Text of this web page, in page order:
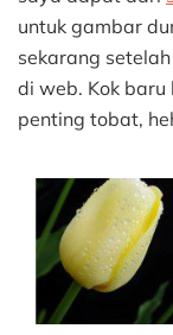
untuk gambar
sekarang
di web. Kok baru
penting tobat,